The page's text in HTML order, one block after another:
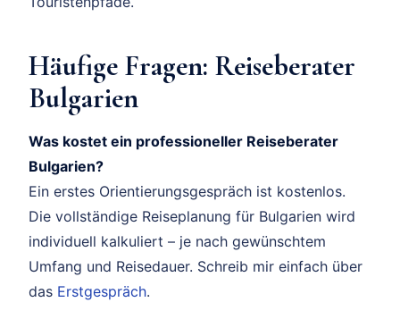
Häufige Fragen: Reiseberater
Bulgarien
Was kostet ein professioneller Reiseberater
Bulgarien?
Ein erstes Orientierungsgespräch ist kostenlos.
Die vollständige Reiseplanung für Bulgarien wird
individuell kalkuliert – je nach gewünschtem
Umfang und Reisedauer. Schreib mir einfach über
das Erstgespräch.